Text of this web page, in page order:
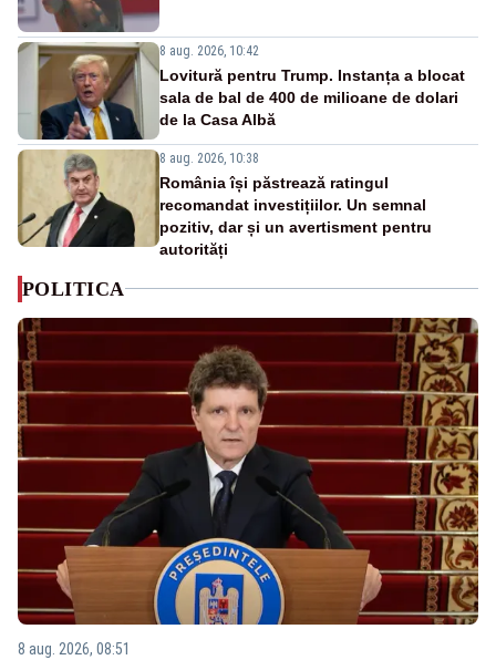
8 aug. 2026, 10:42
Lovitură pentru Trump. Instanța a blocat
sala de bal de 400 de milioane de dolari
de la Casa Albă
8 aug. 2026, 10:38
România își păstrează ratingul
recomandat investițiilor. Un semnal
pozitiv, dar și un avertisment pentru
autorități
POLITICA
8 aug. 2026, 08:51